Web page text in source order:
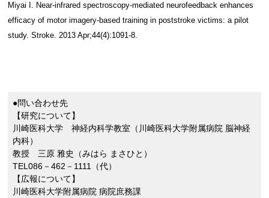
Miyai I. Near-infrared spectroscopy-mediated neurofeedback enhances
efficacy of motor imagery-based training in poststroke victims: a pilot
study. Stroke. 2013 Apr;44(4):1091-8.
●問い合わせ先
【研究について】
川崎医科大学 神経内科学教室（川崎医科大学附属病院 脳神経
内科）
教授 三原 雅史（みはら まさひと）
TEL086－462－1111（代）
【広報について】
川崎医科大学附属病院 病院庶務課